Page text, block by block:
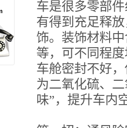
车是很多零部
有得到充足释
饰。装饰材料
等，可不同程
车舱密封不好
为二氧化硫、
味”，提升车内